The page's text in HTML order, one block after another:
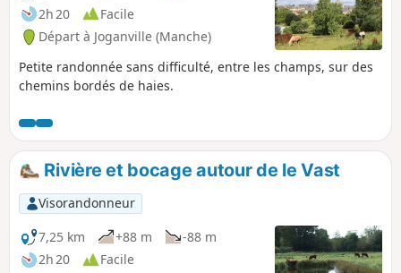
2h 20
Facile
Départ à Joganville (Manche)
Petite randonnée sans difficulté, entre les champs, sur des
chemins bordés de haies.
Rivière et bocage autour de le Vast
Visorandonneur
7,25 km
+88 m
-88 m
2h 20
Facile